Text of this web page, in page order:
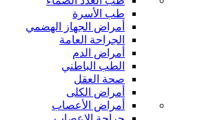
طب الأسرة
أمراض الجهاز الهضمي
الجراحة العامة
أمراض الدم
الطب الباطني
صحة العقل
أمراض الكلى
أمراض الأعصاب